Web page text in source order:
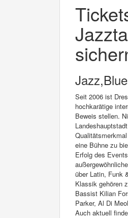
Seit 2006 ist
hochkarätige
Beweis stellen.
eine Bühne zu
Erfolg des
über Latin, Funk
Klassik gehören
Bassist Kilian
Parker, Al Di
Auch aktuell